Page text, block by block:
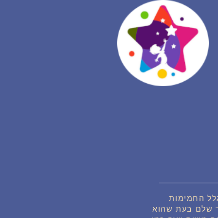
החמימות
שלם בעת שהוא